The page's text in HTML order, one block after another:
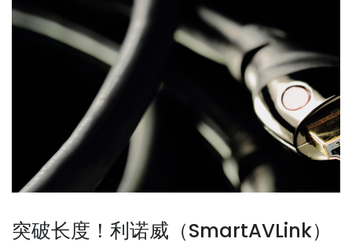
突破长度！利诺威（SmartAVLink）